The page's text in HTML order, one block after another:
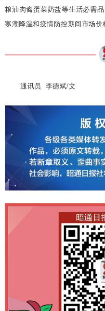
粮油肉禽蛋菜奶盐等生活必需
寒潮降温和疫情防控期间市场价
通讯员 李德斌/文